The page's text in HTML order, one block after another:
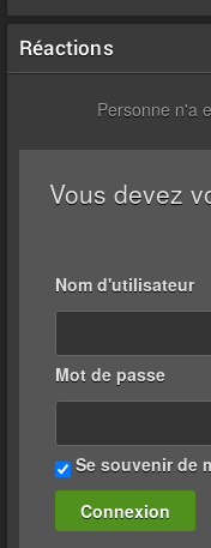
Réactions
Personne n'a
Vous devez
Nom d'utilisateur
Mot de passe
Se souvenir de